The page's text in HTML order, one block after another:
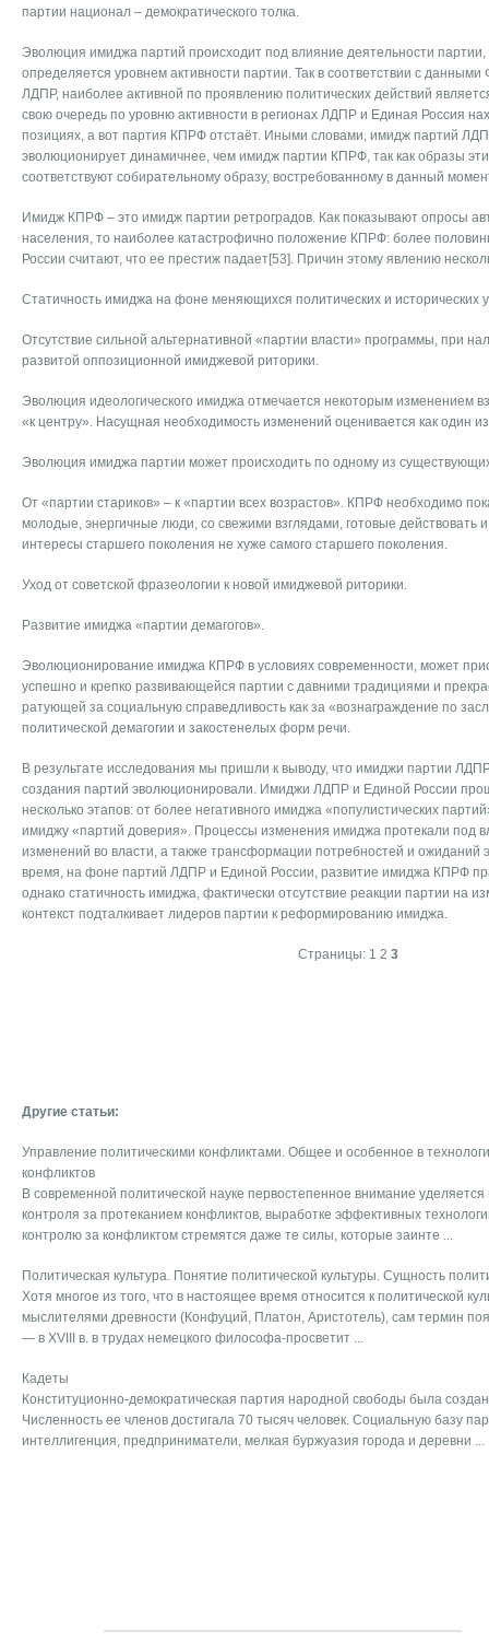
партии национал – демократического толка.
Эволюция имиджа партий происходит под влияние деятельности партии,
определяется уровнем активности партии. Так в соответствии с
ЛДПР, наиболее активной по проявлению политических действий
свою очередь по уровню активности в регионах ЛДПР и Единая Россия
позициях, а вот партия КПРФ отстаёт. Иными словами, имидж партий
эволюционирует динамичнее, чем имидж партии КПРФ, так как образы
соответствуют собирательному образу, востребованному в данный
Имидж КПРФ – это имидж партии ретроградов. Как показывают опросы
населения, то наиболее катастрофично положение КПРФ: более
России считают, что ее престиж падает[53]. Причин этому явлению
Статичность имиджа на фоне меняющихся политических и исторических
Отсутствие сильной альтернативной «партии власти» программы, при
развитой оппозиционной имиджевой риторики.
Эволюция идеологического имиджа отмечается некоторым изменением
«к центру». Насущная необходимость изменений оценивается как один
Эволюция имиджа партии может происходить по одному из
От «партии стариков» – к «партии всех возрастов». КПРФ необходимо
молодые, энергичные люди, со свежими взглядами, готовые действовать
интересы старшего поколения не хуже самого старшего поколения.
Уход от советской фразеологии к новой имиджевой риторики.
Развитие имиджа «партии демагогов».
Эволюционирование имиджа КПРФ в условиях современности, может
успешно и крепко развивающейся партии с давними традициями и
ратующей за социальную справедливость как за «вознаграждение по
политической демагогии и закостенелых форм речи.
В результате исследования мы пришли к выводу, что имиджи партии
создания партий эволюционировали. Имиджи ЛДПР и Единой России
несколько этапов: от более негативного имиджа «популистических
имиджу «партий доверия». Процессы изменения имиджа протекали под
изменений во власти, а также трансформации потребностей и ожиданий
время, на фоне партий ЛДПР и Единой России, развитие имиджа КПРФ
однако статичность имиджа, фактически отсутствие реакции партии на
контекст подталкивает лидеров партии к реформированию имиджа.
Страницы: 1 2 3
Другие статьи:
Управление политическими конфликтами. Общее и особенное в
конфликтов
В современной политической науке первостепенное внимание
контроля за протеканием конфликтов, выработке эффективных
контролю за конфликтом стремятся даже те силы, которые заинте ...
Политическая культура. Понятие политической культуры. Сущность
Хотя многое из того, что в настоящее время относится к политической
мыслителями древности (Конфуций, Платон, Аристотель), сам термин
— в XVIII в. в трудах немецкого философа-просветит ...
Кадеты
Конституционно-демократическая партия народной свободы была
Численность ее членов достигала 70 тысяч человек. Социальную базу
интеллигенция, предприниматели, мелкая буржуазия города и деревни ...